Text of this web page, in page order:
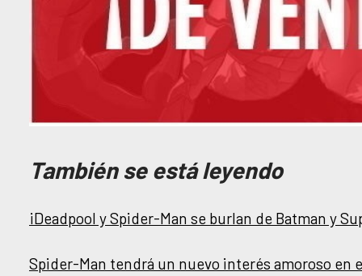
También se está leyendo
¡Deadpool y Spider-Man se burlan de Batman y
Spider-Man tendrá un nuevo interés amoroso en